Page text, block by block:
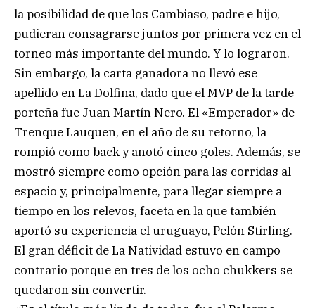
la posibilidad de que los Cambiaso, padre e hijo,
pudieran consagrarse juntos por primera vez en el
torneo más importante del mundo. Y lo lograron.
Sin embargo, la carta ganadora no llevó ese
apellido en La Dolfina, dado que el MVP de la tarde
porteña fue Juan Martín Nero. El «Emperador» de
Trenque Lauquen, en el año de su retorno, la
rompió como back y anotó cinco goles. Además, se
mostró siempre como opción para las corridas al
espacio y, principalmente, para llegar siempre a
tiempo en los relevos, faceta en la que también
aportó su experiencia el uruguayo, Pelón Stirling.
El gran déficit de La Natividad estuvo en campo
contrario porque en tres de los ocho chukkers se
quedaron sin convertir.